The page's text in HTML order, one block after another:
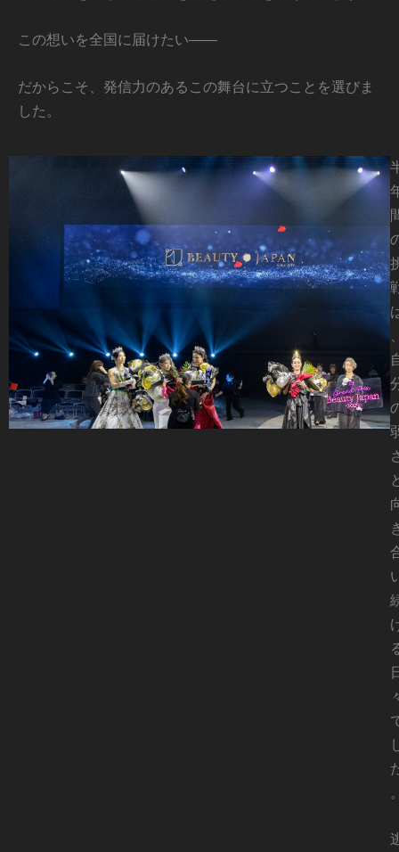
この想いを全国に届けたい――
だからこそ、発信力のあるこの舞台に立つことを選びま
した。